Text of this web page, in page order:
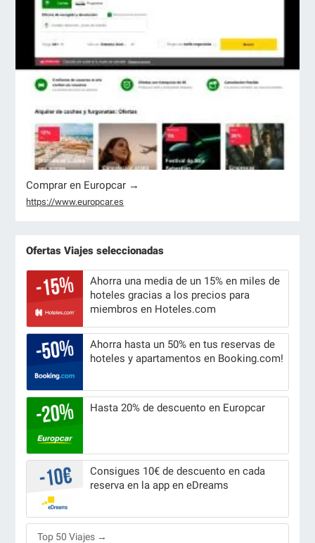
Comprar en Europcar →
https://www.europcar.es
Ofertas Viajes seleccionadas
Ahorra una media de un 15% en miles de
hoteles gracias a los precios para
miembros en Hoteles.com
Ahorra hasta un 50% en tus reservas de
hoteles y apartamentos en Booking.com!
Hasta 20% de descuento en Europcar
Consigues 10€ de descuento en cada
reserva en la app en eDreams
Top 50 Viajes →